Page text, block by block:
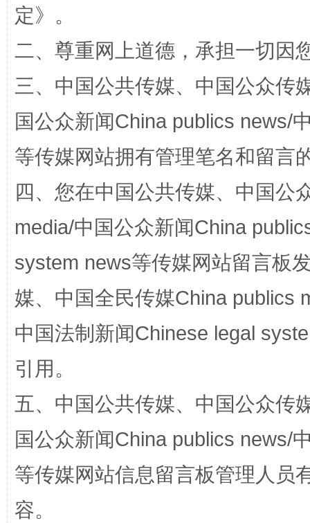
扯下公款旅游的“隐身衣” 如何以
定》。
二、尊重网上道德，承担一切因
三、中国公共传媒、中国公众传
国公众新闻China publics news/
等传媒网站拥有管理笔名和留言
四、您在中国公共传媒、中国公
media/中国公众新闻China
system news等传媒网站留言板
媒、中国全民传媒China publics
中国法制新闻Chinese legal
引用。
五、中国公共传媒、中国公众传
国公众新闻China publics news/
等传媒网站信息留言板管理人员
容。